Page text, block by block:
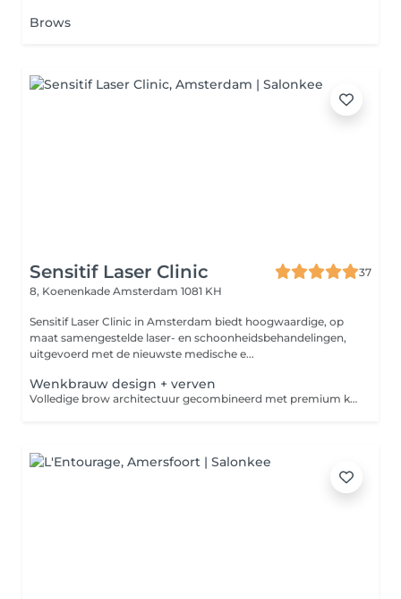
Brows
Sensitif Laser Clinic
37
8, Koenenkade Amsterdam 1081 KH
Sensitif Laser Clinic in Amsterdam biedt hoogwaardige, op
maat samengestelde laser- en schoonheidsbehandelingen,
uitgevoerd met de nieuwste medische e...
Wenkbrauw design + verven
Volledige brow architectuur gecombineerd met premium kleurbehandeling inclusief uitgebreide gezichtsanalyse, mappen, vorming en resultaatadvies voor thuisverzorging. Resultaat: Perfecte vorm en kleur, volledig op maat. de ultieme definitie voor uw wenkbrauwen.